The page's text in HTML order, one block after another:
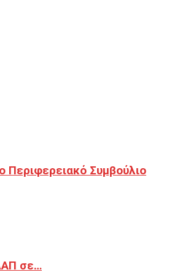
Περιφερειακό Συμβούλιο
σε…